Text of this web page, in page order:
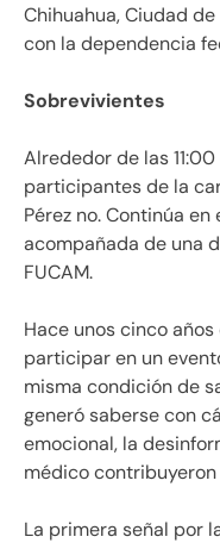
Chihuahua, Ciudad
con la dependencia
Sobrevivientes
Alrededor de las
participantes de la
Pérez no. Continúa
acompañada de una
FUCAM.
Hace unos cinco
participar en un
misma condición de
generó saberse con
emocional, la
médico
La primera señal por